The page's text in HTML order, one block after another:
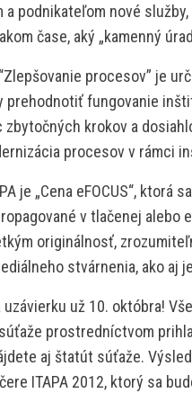
a podnikateľom nové
čase, aký „kamenný
procesov” je
fungovanie
krokov a
procesov v rámci
je „Cena eFOCUS“, ktorá
v tlačenej alebo
originálnosť,
stvárnenia, ako aj
uzávierku už 10. októbra!
prostredníctvom
aj štatút súťaže.
ITAPA 2012, ktorý sa